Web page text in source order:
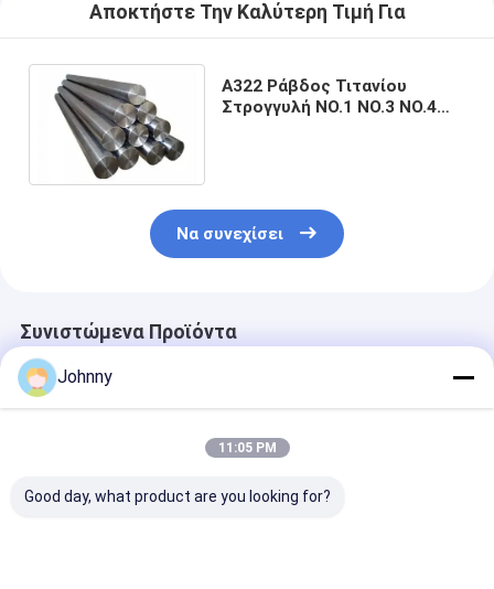
Αποκτήστε Την Καλύτερη Τιμή Για
A322 Ράβδος Τιτανίου
Στρογγυλή NO.1 NO.3 NO.4
Να συνεχίσει
Συνιστώμενα Προϊόντα
Johnny
11:05 PM
Good day, what product are you looking for?